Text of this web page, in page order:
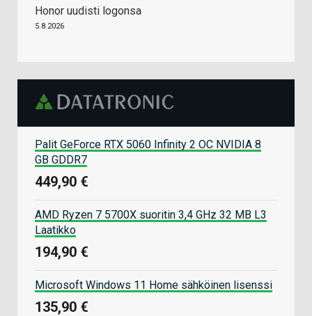
Honor uudisti logonsa
5.8.2026
Palit GeForce RTX 5060 Infinity 2 OC NVIDIA 8
GB GDDR7
449,90 €
AMD Ryzen 7 5700X suoritin 3,4 GHz 32 MB L3
Laatikko
194,90 €
Microsoft Windows 11 Home sähköinen lisenssi
135,90 €